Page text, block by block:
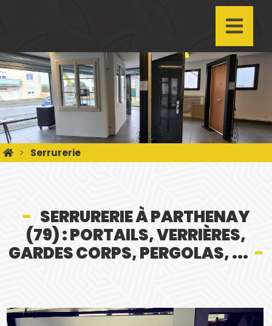
Serrurerie
SERRURERIE À PARTHENAY
(79) : PORTAILS, VERRIÈRES,
GARDES CORPS, PERGOLAS, ...